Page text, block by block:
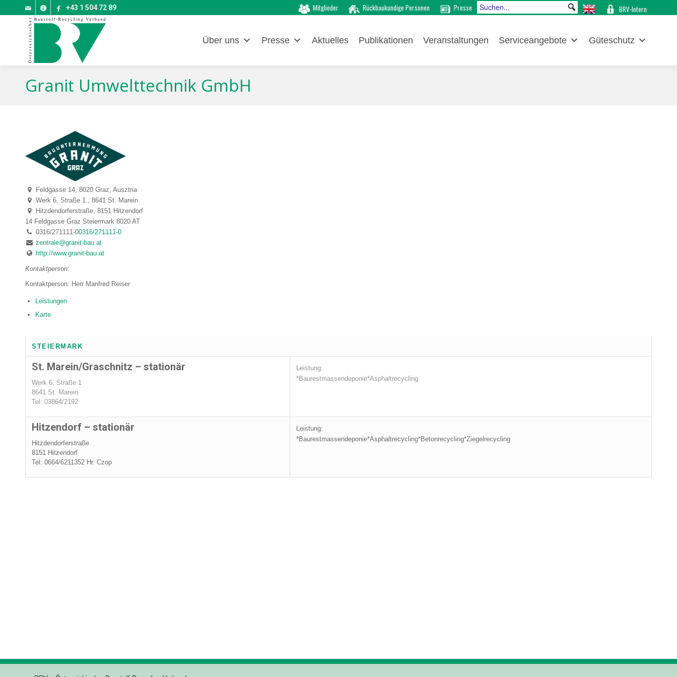
Mitglieder Rückbaukundige Personen Presse BRV-Intern
+43 1 504 72 89
Über uns Presse Aktuelles Publikationen Veranstaltungen Serviceangebote Güteschutz
Granit Umwelttechnik GmbH
Feldgasse 14, 8020 Graz, Ausztria
Werk 6, Straße 1., 8641 St. Marein
Hitzdendorferstraße, 8151 Hitzendorf
14 Feldgasse Graz Steiermark 8020 AT
0316/271111-00316/271111-0
zentrale@granit-bau.at
http://www.granit-bau.at
Kontaktperson:
Kontaktperson: Herr Manfred Reiser
Leistungen
Karte
STEIERMARK
St. Marein/Graschnitz – stationär
Werk 6, Straße 1
8641 St. Marein
Tel: 03864/2192
Leistung:
*Baurestmassendeponie*Asphaltrecycling
Hitzendorf – stationär
Hitzdendorferstraße
8151 Hitzendorf
Tel: 0664/6211352 Hr. Czop
Leistung:
*Baurestmassendeponie*Asphaltrecycling*Betonrecycling*Ziegelrecycling